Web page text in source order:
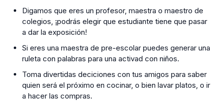
Digamos que eres un profesor, maestra o maestro de
colegios, ¡podrás elegir que estudiante tiene que pasar
a dar la exposición!
Si eres una maestra de pre-escolar puedes generar una
ruleta con palabras para una activad con niños.
Toma divertidas deciciones con tus amigos para saber
quien será el próximo en cocinar, o bien lavar platos, o ir
a hacer las compras.